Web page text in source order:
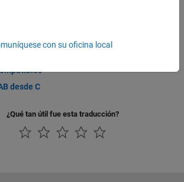
desde C
¿Qué tan útil fue esta traducción?
con su oficina local